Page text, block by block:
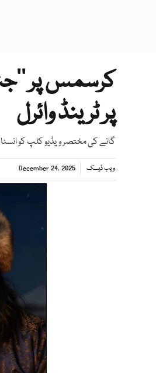
کرسمس پر
پر ٹرینڈ وائرل
گانے کی مختصر ویڈیو کلپ کو
ویب ڈیسک December 24, 2025